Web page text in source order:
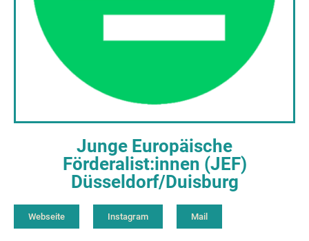
Junge Europäische
Förderalist:innen (JEF)
Düsseldorf/Duisburg
Webseite Instagram Mail